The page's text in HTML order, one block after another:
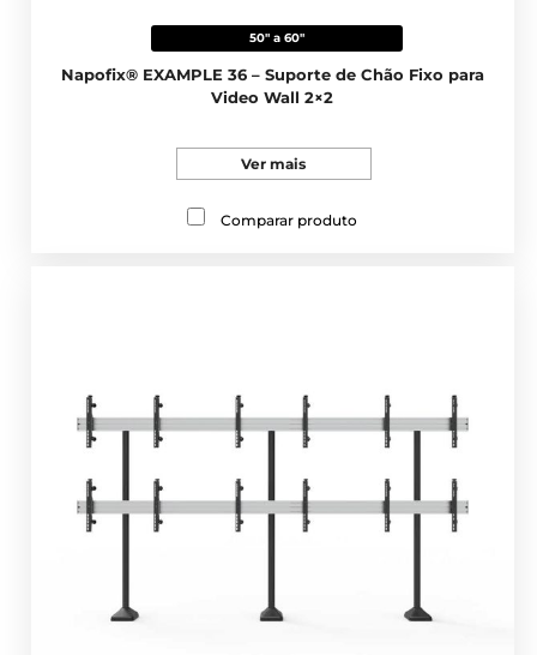
50" a 60"
Napofix® EXAMPLE 36 – Suporte de Chão Fixo para
Video Wall 2×2
Ver mais
Comparar produto